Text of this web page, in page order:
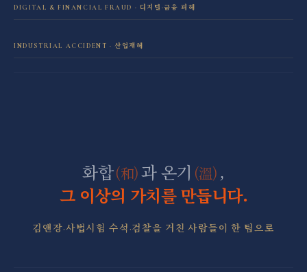
학교폭력 전담센터
DIGITAL & FINANCIAL FRAUD · 디지털·금융 피해
INDUSTRIAL ACCIDENT · 산업재해
화합(和)과 온기 (溫) ,
그 이상의 가치를 만듭니다.
김앤장·사법시험 수석·검찰을 거친 사람들이 한 팀으로